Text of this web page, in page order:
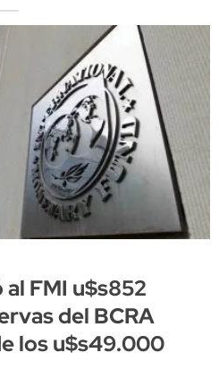
FMI u$s852
del BCRA
los u$s49.000